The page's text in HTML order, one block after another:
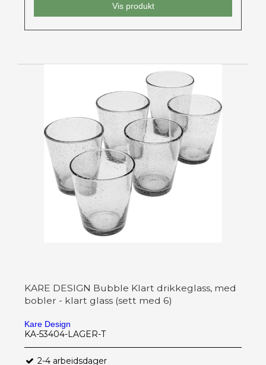
Vis produkt
KARE DESIGN Bubble Klart drikkeglass, med
bobler - klart glass (sett med 6)
Kare Design
KA-53404-LAGER-T
2-4 arbeidsdager